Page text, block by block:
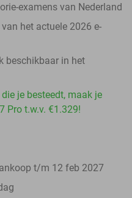
examens van Nederland​
het actuele 2026 e-
beschikbaar in het
je besteedt, maak je
Pro t.w.v. €1.329!
t/m 12 feb 2027